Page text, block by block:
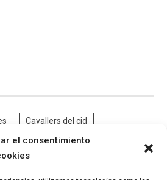
el consentimiento
Cavallers del cid
DE FESTES